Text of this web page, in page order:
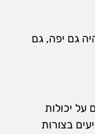
גם יפה, גם
על יכולות
בצורות